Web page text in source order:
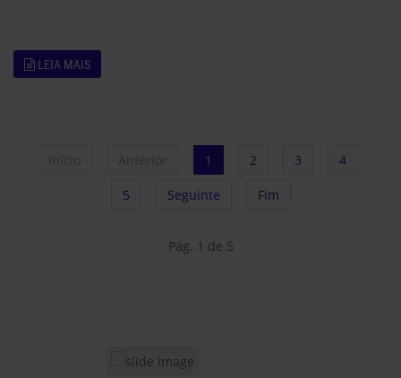
LEIA MAIS
Início Anterior 1 2 3 4
5 Seguinte Fim
Pág. 1 de 5